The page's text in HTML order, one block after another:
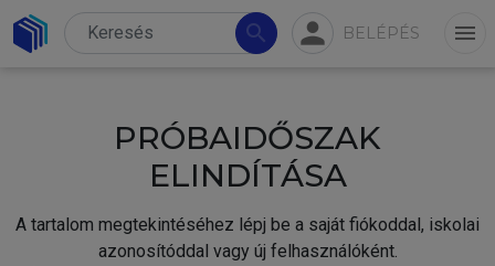
search person BELÉPÉS menu
PRÓBAIDŐSZAK
ELINDÍTÁSA
A tartalom megtekintéséhez lépj be a saját fiókoddal, iskolai
azonosítóddal vagy új felhasználóként.